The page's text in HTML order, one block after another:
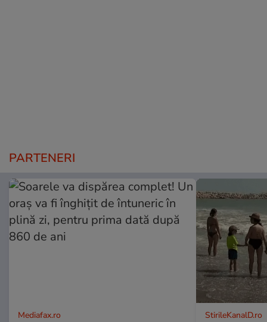
PARTENERI
Mediafax.ro StirileKanalD.ro